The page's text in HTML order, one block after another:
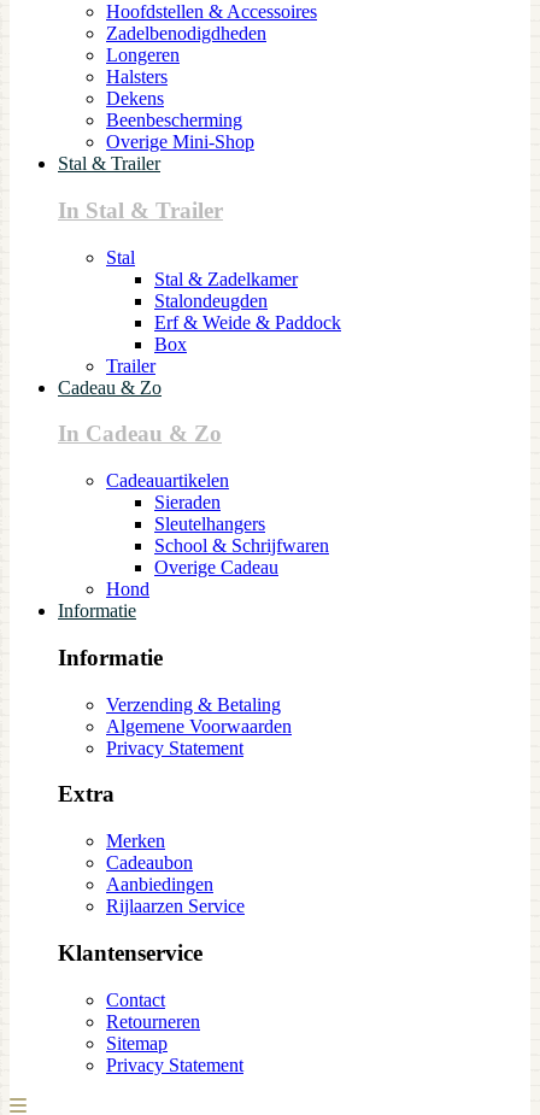
Hoofdstellen & Accessoires
Zadelbenodigdheden
Longeren
Halsters
Dekens
Beenbescherming
Overige Mini-Shop
Stal & Trailer
In Stal & Trailer
Stal
Stal & Zadelkamer
Stalondeugden
Erf & Weide & Paddock
Box
Trailer
Cadeau & Zo
In Cadeau & Zo
Cadeauartikelen
Sieraden
Sleutelhangers
School & Schrijfwaren
Overige Cadeau
Hond
Informatie
Informatie
Verzending & Betaling
Algemene Voorwaarden
Privacy Statement
Extra
Merken
Cadeaubon
Aanbiedingen
Rijlaarzen Service
Klantenservice
Contact
Retourneren
Sitemap
Privacy Statement